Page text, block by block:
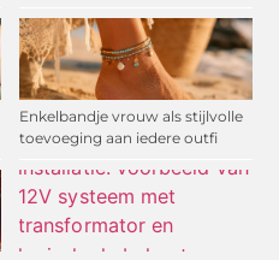
Enkelbandje vrouw als stijlvolle
toevoeging aan iedere outfi